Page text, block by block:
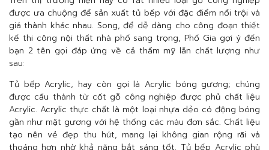
được ưa chuộng để sản xuất tủ bếp với đặc điểm nổi trội và
giá thành khác nhau. Song, để dễ dàng cho công đoạn thiết
kế thi công nội thất nhà phố sang trọng, Phố Gia gợi ý đến
bạn 2 tên gọi đáp ứng về cả thẩm mỹ lẫn chất lượng như
sau:
Tủ bếp Acrylic, hay còn gọi là Acrylic bóng gương; chúng
được cấu thành từ cốt gỗ công nghiệp được phủ chất liệu
Acrylic. Acrylic thực chất là một loại nhựa dẻo có động bóng
gần như mặt gương với hệ thống các màu đơn sắc. Chất liệu
tạo nên vẻ đẹp thu hút, mang lại không gian rộng rãi và
thoáng hơn nhờ khả năng bắt sáng tốt. Tủ bếp Acrylic phù